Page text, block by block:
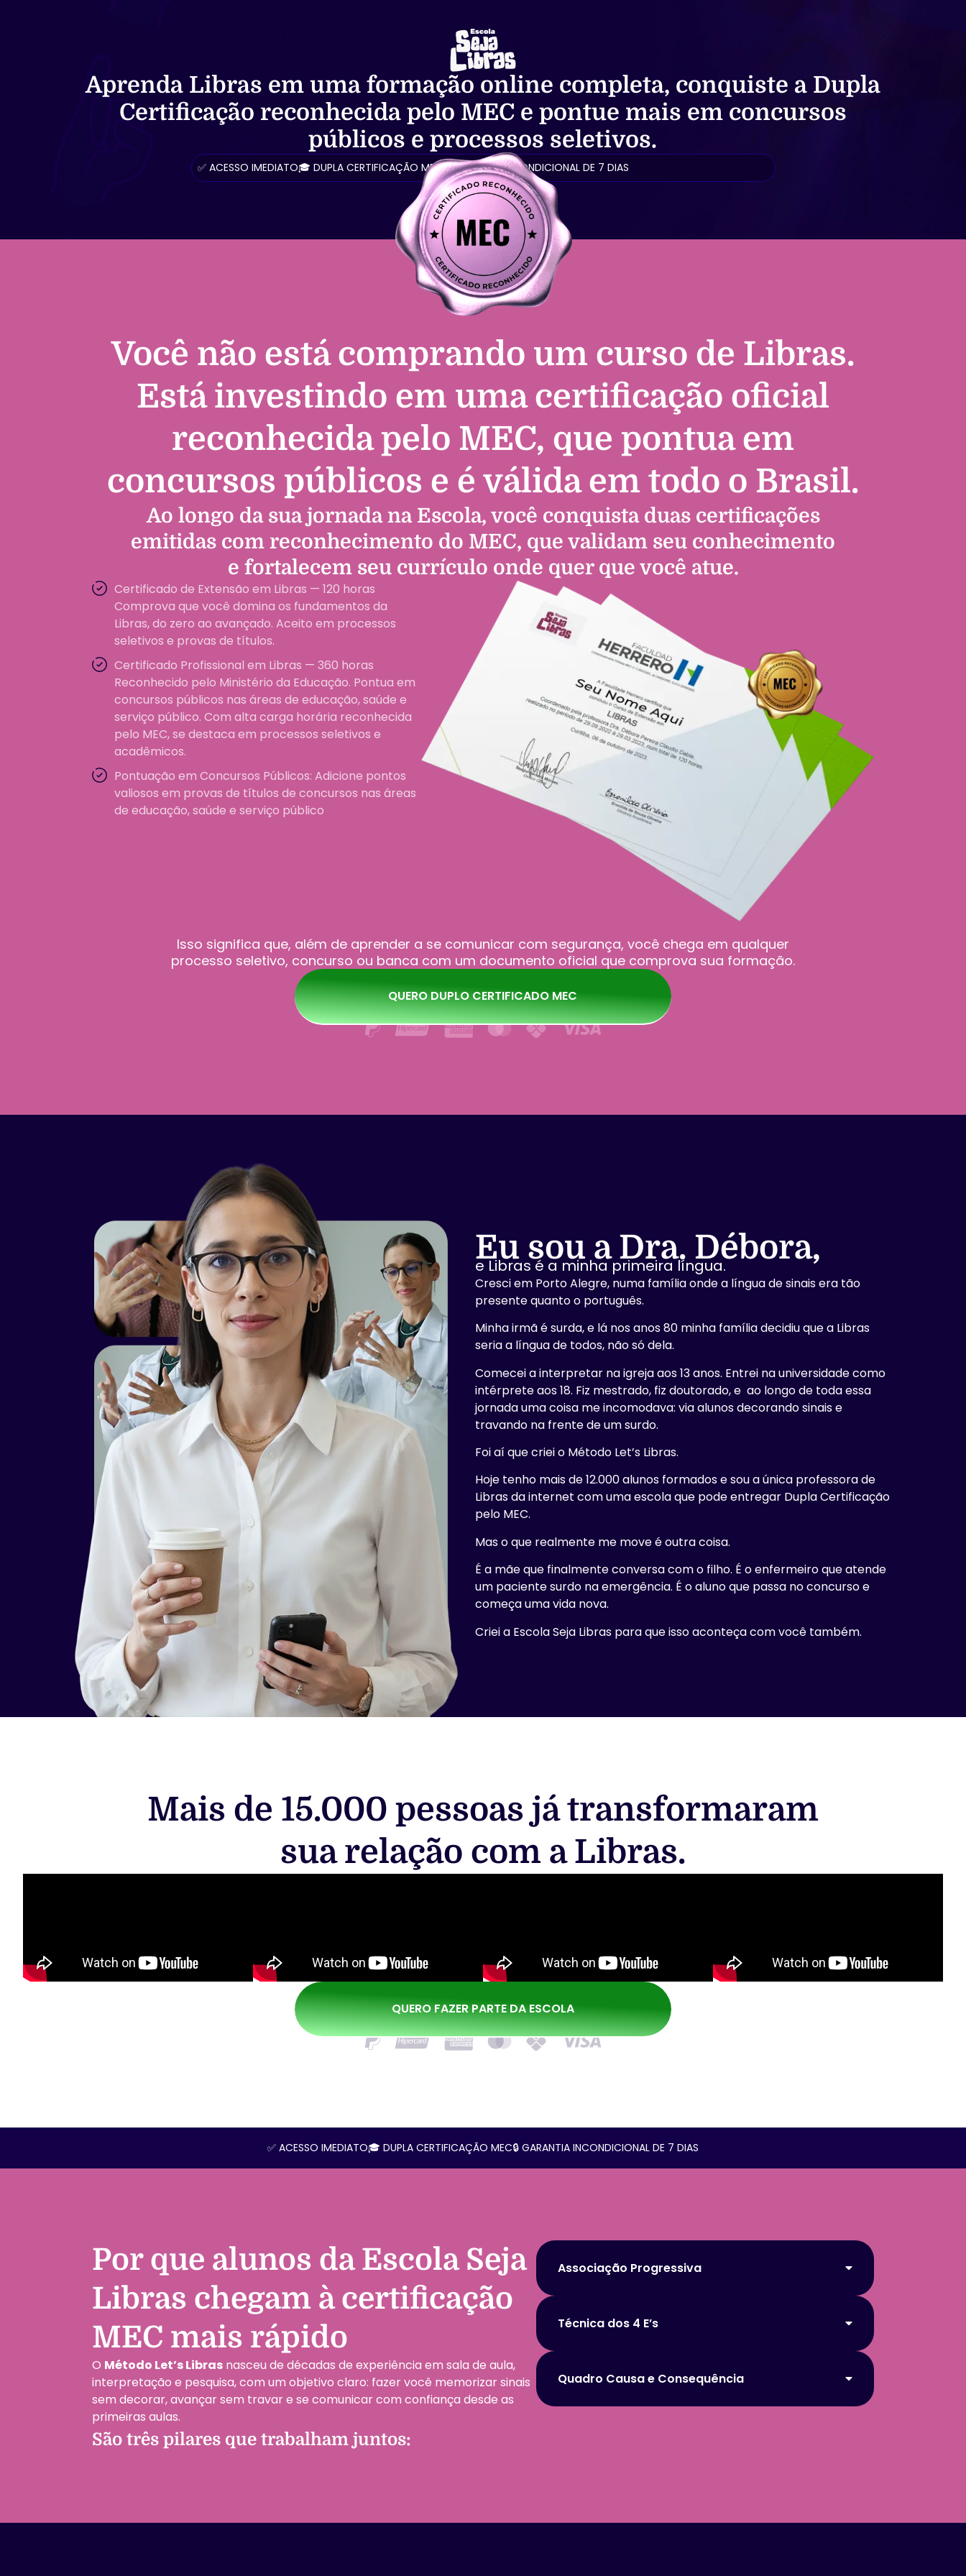
Aprenda Libras em uma formação online completa, conquiste a Dupla
Certificação reconhecida pelo MECe pontue mais em concursos
públicos e processos seletivos.
✅ ACESSO IMEDIATO🎓 DUPLA CERTIFICAÇÃO MEC🔒 GARANTIA INCONDICIONAL DE 7 DIAS
Você não está comprando um curso de Libras.
Está investindo em uma certificação oficial
reconhecida pelo MEC, que pontua em
concursos públicos e é válida em todo o Brasil.
Ao longo da sua jornada na Escola, você conquista duas certificações
emitidas com reconhecimento do MEC, que validam seu conhecimento
e fortalecem seu currículo onde quer que você atue.
Certificado de Extensão em Libras — 120 horas
Comprova que você domina os fundamentos da
Libras, do zero ao avançado. Aceito em processos
seletivos e provas de títulos.
Certificado Profissional em Libras — 360 horas
Reconhecido pelo Ministério da Educação. Pontua em
concursos públicos nas áreas de educação, saúde e
serviço público. Com alta carga horária reconhecida
pelo MEC, se destaca em processos seletivos e
acadêmicos.
Pontuação em Concursos Públicos: Adicione pontos
valiosos em provas de títulos de concursos nas áreas
de educação, saúde e serviço público
Isso significa que, além de aprender a se comunicar com segurança, você chega em qualquer
processo seletivo, concurso ou banca com um documento oficial que comprova sua formação.
QUERO DUPLO CERTIFICADO MEC
Eu sou aDra. Débora,
e Libras é a minha primeira língua.
Cresci em Porto Alegre, numa família onde a língua de sinais era tão
presente quanto o português.
Minha irmã é surda, e lá nos anos 80 minha família decidiu que a Libras
seria a língua de todos, não só dela.
Comecei a interpretar na igreja aos 13 anos. Entrei na universidade como
intérprete aos 18. Fiz mestrado, fiz doutorado, e ao longo de toda essa
jornada uma coisa me incomodava: via alunos decorando sinais e
travando na frente de um surdo.
Foi aí que criei o Método Let’s Libras.
Hoje tenho mais de 12.000 alunos formados e sou a única professora de
Libras da internet com uma escola que pode entregar Dupla Certificação
pelo MEC.
Mas o que realmente me move é outra coisa.
É a mãe que finalmente conversa com o filho. É o enfermeiro que atende
um paciente surdo na emergência. É o aluno que passa no concurso e
começa uma vida nova.
Criei a Escola Seja Libras para que isso aconteça com você também.
Mais de 15.000 pessoas já transformaram
sua relação com a Libras.
QUERO FAZER PARTE DA ESCOLA
✅ ACESSO IMEDIATO🎓 DUPLA CERTIFICAÇÃO MEC🔒 GARANTIA INCONDICIONAL DE 7 DIAS
Por que alunos da Escola Seja
Libras chegam à certificação
MEC mais rápido
O Método Let’s Libras nasceu de décadas de experiência em sala de aula,
interpretação e pesquisa, com um objetivo claro: fazer você memorizar sinais
sem decorar, avançar sem travar e se comunicar com confiança desde as
primeiras aulas.
São três pilares que trabalham juntos:
Associação Progressiva
Técnica dos 4 E’s
Quadro Causa e Consequência